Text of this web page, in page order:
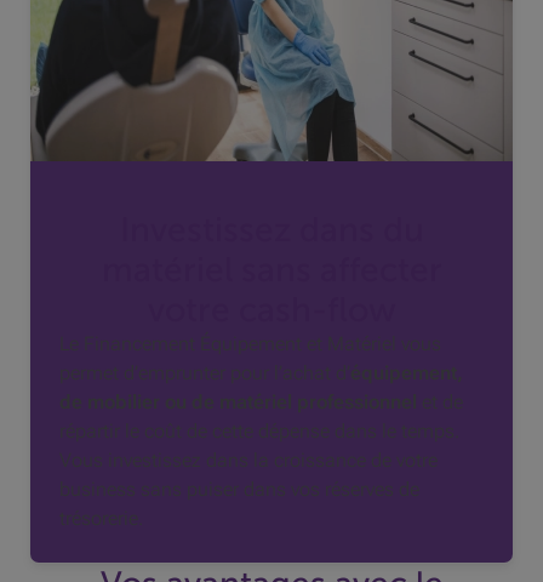
Le Financement Équipement et Matériel vous
permet d’emprunter pour l’achat d’ équipement,
de mobilier ou de matériel professionnel et de
répartir le coût de cette dépense dans le temps.
Vous investissez dans la croissance de votre
business sans puiser dans vos réserves de
trésorerie.